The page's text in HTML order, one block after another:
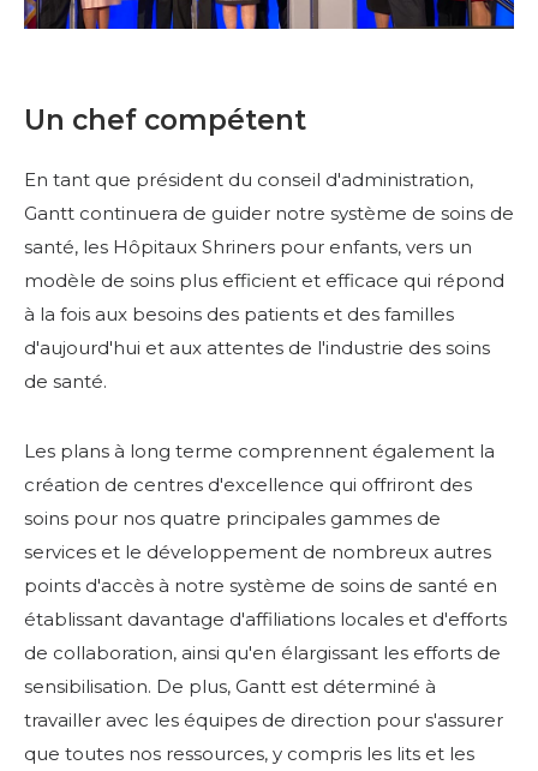
Un chef compétent
En tant que président du conseil d'administration,
Gantt continuera de guider notre système de soins de
santé, les Hôpitaux Shriners pour enfants, vers un
modèle de soins plus efficient et efficace qui répond
à la fois aux besoins des patients et des familles
d'aujourd'hui et aux attentes de l'industrie des soins
de santé.
Les plans à long terme comprennent également la
création de centres d'excellence qui offriront des
soins pour nos quatre principales gammes de
services et le développement de nombreux autres
points d'accès à notre système de soins de santé en
établissant davantage d'affiliations locales et d'efforts
de collaboration, ainsi qu'en élargissant les efforts de
sensibilisation. De plus, Gantt est déterminé à
travailler avec les équipes de direction pour s'assurer
que toutes nos ressources, y compris les lits et les